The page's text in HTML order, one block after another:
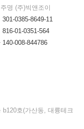
명 (주)빅앤조이
301-0385-8649-11
816-01-0351-564
140-008-844786
호(가산동, 대륭테크